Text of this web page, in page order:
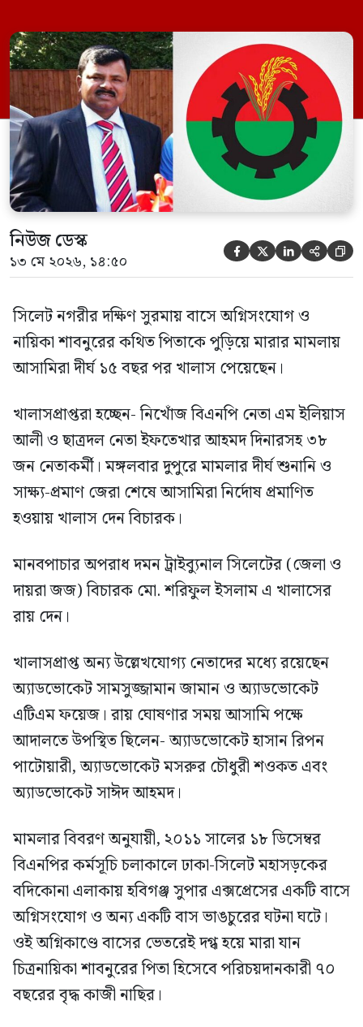
ইফতেখার আহমদ দিনারসহ ৩৮ জন নেতাকর্মী।
মঙ্গলবার দুপুরে মামলার দীর্ঘ শুনানি ও সাক্ষ্য-
প্রমাণ জেরা শেষে আসামিরা নির্দোষ প্রমাণিত
হওয়ায় খালাস দেন বিচারক। মানবপাচার […]
নিউজ ডেস্ক
১৩ মে ২০২৬, ১৪:৫০     
সিলেট নগরীর দক্ষিণ সুরমায় বাসে অগ্নিসংযোগ ও
নায়িকা শাবনুরের কথিত পিতাকে পুড়িয়ে মারার মামলায়
আসামিরা দীর্ঘ ১৫ বছর পর খালাস পেয়েছেন।
খালাসপ্রাপ্তরা হচ্ছেন- নিখোঁজ বিএনপি নেতা এম ইলিয়াস
আলী ও ছাত্রদল নেতা ইফতেখার আহমদ দিনারসহ ৩৮
জন নেতাকর্মী। মঙ্গলবার দুপুরে মামলার দীর্ঘ শুনানি ও
সাক্ষ্য-প্রমাণ জেরা শেষে আসামিরা নির্দোষ প্রমাণিত
হওয়ায় খালাস দেন বিচারক।
মানবপাচার অপরাধ দমন ট্রাইব্যুনাল সিলেটের (জেলা ও
দায়রা জজ) বিচারক মো. শরিফুল ইসলাম এ খালাসের
রায় দেন।
খালাসপ্রাপ্ত অন্য উল্লেখযোগ্য নেতাদের মধ্যে রয়েছেন
অ্যাডভোকেট সামসুজ্জামান জামান ও অ্যাডভোকেট
এটিএম ফয়েজ। রায় ঘোষণার সময় আসামি পক্ষে
আদালতে উপস্থিত ছিলেন- অ্যাডভোকেট হাসান রিপন
পাটোয়ারী, অ্যাডভোকেট মসরুর চৌধুরী শওকত এবং
অ্যাডভোকেট সাঈদ আহমদ।
মামলার বিবরণ অনুযায়ী, ২০১১ সালের ১৮ ডিসেম্বর
বিএনপির কর্মসূচি চলাকালে ঢাকা-সিলেট মহাসড়কের
বদিকোনা এলাকায় হবিগঞ্জ সুপার এক্সপ্রেসের একটি বাসে
অগ্নিসংযোগ ও অন্য একটি বাস ভাঙচুরের ঘটনা ঘটে।
ওই অগ্নিকাণ্ডে বাসের ভেতরেই দগ্ধ হয়ে মারা যান
চিত্রনায়িকা শাবনুরের পিতা হিসেবে পরিচয়দানকারী ৭০
বছরের বৃদ্ধ কাজী নাছির।